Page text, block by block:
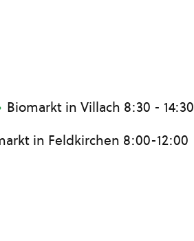
Biomarkt in Villach 8:30 - 14:30
in Feldkirchen 8:00-12:00